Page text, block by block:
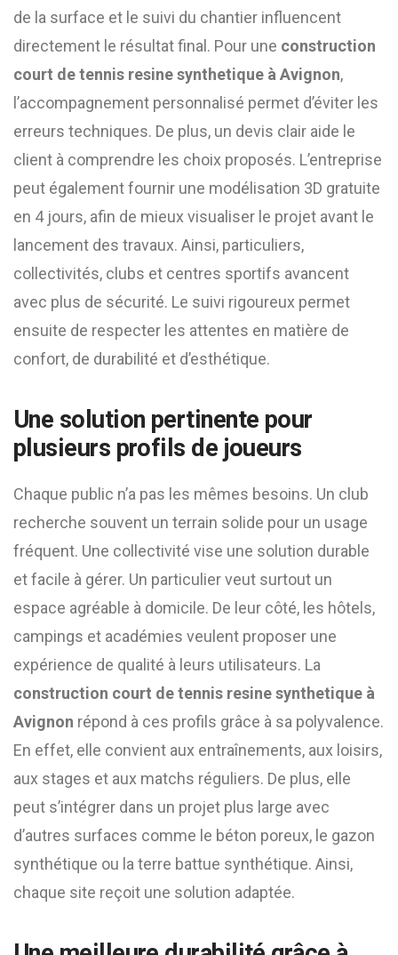
de la surface et le suivi du chantier influencent
directement le résultat final. Pour une construction
court de tennis resine synthetique à Avignon,
l’accompagnement personnalisé permet d’éviter les
erreurs techniques. De plus, un devis clair aide le
client à comprendre les choix proposés. L’entreprise
peut également fournir une modélisation 3D gratuite
en 4 jours, afin de mieux visualiser le projet avant le
lancement des travaux. Ainsi, particuliers,
collectivités, clubs et centres sportifs avancent
avec plus de sécurité. Le suivi rigoureux permet
ensuite de respecter les attentes en matière de
confort, de durabilité et d’esthétique.
Une solution pertinente pour
plusieurs profils de joueurs
Chaque public n’a pas les mêmes besoins. Un club
recherche souvent un terrain solide pour un usage
fréquent. Une collectivité vise une solution durable
et facile à gérer. Un particulier veut surtout un
espace agréable à domicile. De leur côté, les hôtels,
campings et académies veulent proposer une
expérience de qualité à leurs utilisateurs. La
construction court de tennis resine synthetique à
Avignon répond à ces profils grâce à sa polyvalence.
En effet, elle convient aux entraînements, aux loisirs,
aux stages et aux matchs réguliers. De plus, elle
peut s’intégrer dans un projet plus large avec
d’autres surfaces comme le béton poreux, le gazon
synthétique ou la terre battue synthétique. Ainsi,
chaque site reçoit une solution adaptée.